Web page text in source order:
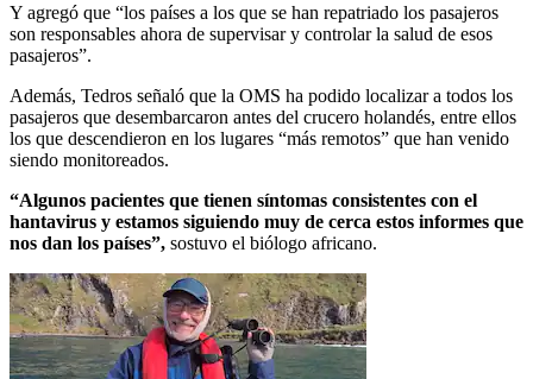
Y agregó que “los países a los que se han repatriado los pasajeros
son responsables ahora de supervisar y controlar la salud de esos
pasajeros”.
Además, Tedros señaló que la OMS ha podido localizar a todos los
pasajeros que desembarcaron antes del crucero holandés, entre ellos
los que descendieron en los lugares “más remotos” que han venido
siendo monitoreados.
“Algunos pacientes que tienen síntomas consistentes con el
hantavirus y estamos siguiendo muy de cerca estos informes que
nos dan los países”, sostuvo el biólogo africano.